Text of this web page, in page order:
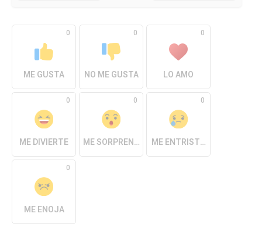
0
ME GUSTA
0
NO ME GUSTA
0
LO AMO
0
ME DIVIERTE
0
ME SORPRENDE
0
ME ENTRISTECE
0
ME ENOJA